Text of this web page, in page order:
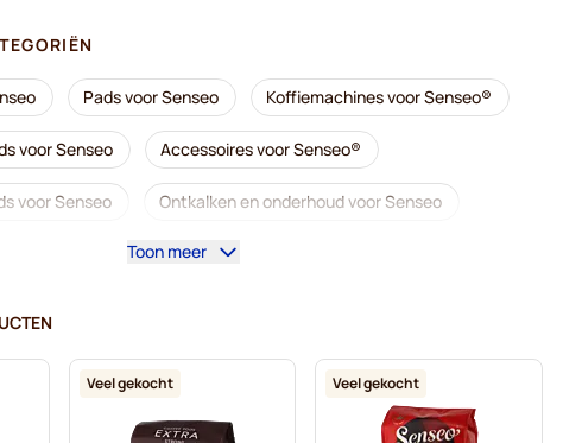
Pads voor Senseo Koffiemachines voor Senseo®
voor Senseo Accessoires voor Senseo®
voor Senseo Ontkalken en onderhoud voor Senseo
Café René - Koffiepads voor Senseo
Senseo Marcilla - Koffiepads voor Senseo
Voor Senseo®
Toon meer
Veel gekocht Veel gekocht